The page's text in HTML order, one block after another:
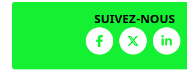
SUIVEZ-NOUS